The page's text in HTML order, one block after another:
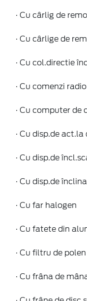
· Cu cârlig de
· Cu cârlige de
· Cu col.directie
· Cu comenzi
· Cu computer de
· Cu disp.de
· Cu disp.de
· Cu disp.de
· Cu far halogen
· Cu fatete din
· Cu filtru de polen
· Cu frâna de